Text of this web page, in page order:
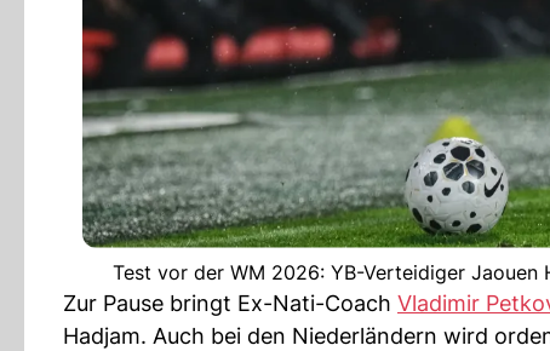
Test vor der WM 2026: YB-Verteidiger
Zur Pause bringt Ex-Nati-Coach Vladimir
Hadjam. Auch bei den Niederländern wird